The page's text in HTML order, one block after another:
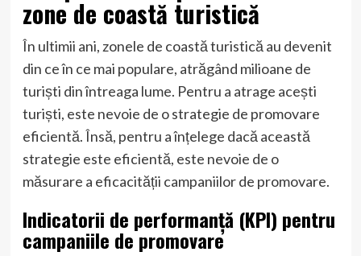
zone de coastă turistică
În ultimii ani, zonele de coastă turistică au devenit
din ce în ce mai populare, atrăgând milioane de
turiști din întreaga lume. Pentru a atrage acești
turiști, este nevoie de o strategie de promovare
eficientă. Însă, pentru a înțelege dacă această
strategie este eficientă, este nevoie de o
măsurare a eficacității campaniilor de promovare.
Indicatorii de performanță (KPI) pentru
campaniile de promovare